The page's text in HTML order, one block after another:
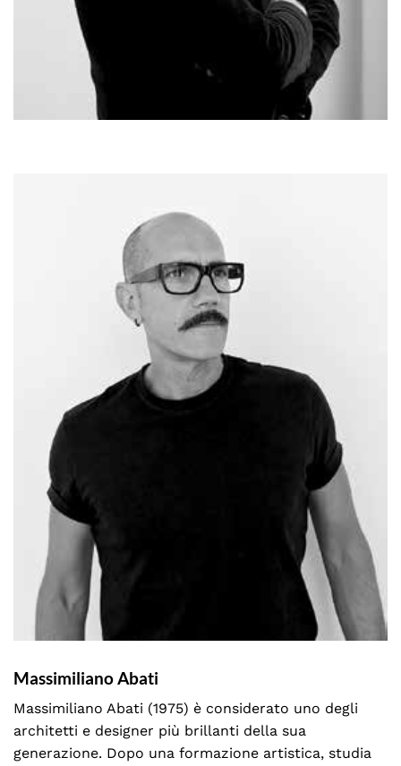
Massimiliano Abati
Massimiliano Abati (1975) è considerato uno degli
architetti e designer più brillanti della sua
generazione. Dopo una formazione artistica, studia